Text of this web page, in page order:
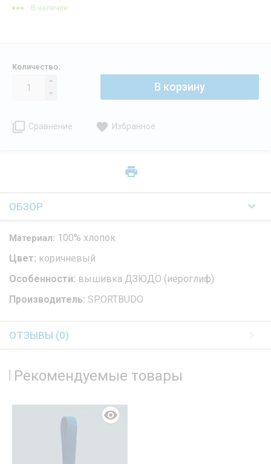
В наличии
Количество:
В корзину
Сравнение Избранное
ОБЗОР
Материал: 100% хлопок
Цвет: коричневый
Особенности: вышивка ДЗЮДО (иероглиф)
Производитель: SPORTBUDO
ОТЗЫВЫ (0)
Рекомендуемые товары